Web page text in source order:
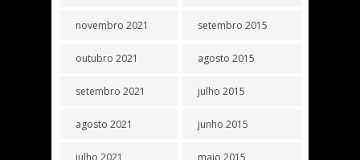
novembro 2021
outubro 2021
setembro 2021
agosto 2021
julho 2021
setembro 2015
agosto 2015
julho 2015
junho 2015
maio 2015